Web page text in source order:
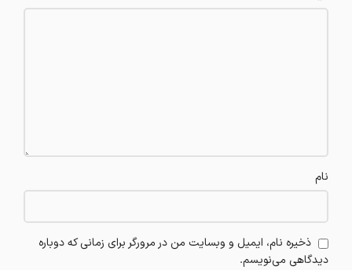
نام
ذخیره نام، ایمیل و وبسایت من در مرورگر برای زمانی که دوباره
دیدگاهی می‌نویسم.